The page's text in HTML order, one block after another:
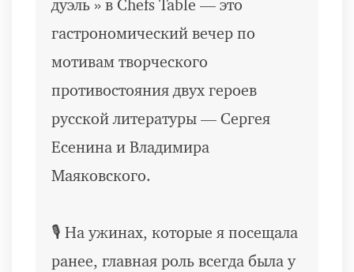
дуэль » в Chefs Table — это
гастрономический вечер по
мотивам творческого
противостояния двух героев
русской литературы — Сергея
Есенина и Владимира
Маяковского.
🎙️ На ужинах, которые я посещала
ранее, главная роль всегда была у